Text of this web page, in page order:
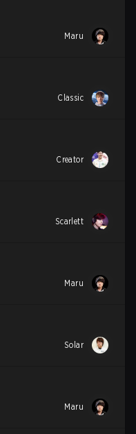
Maru
Classic
Creator
Scarlett
Maru
Solar
Maru